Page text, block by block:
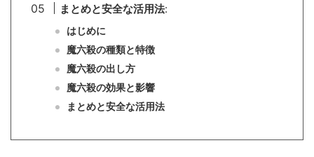
まとめと安全な活用法:
はじめに
魔六殺の種類と特徴
魔六殺の出し方
魔六殺の効果と影響
まとめと安全な活用法